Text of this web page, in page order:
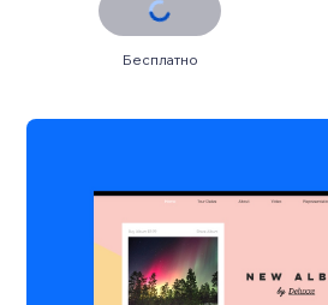
Бесплатно